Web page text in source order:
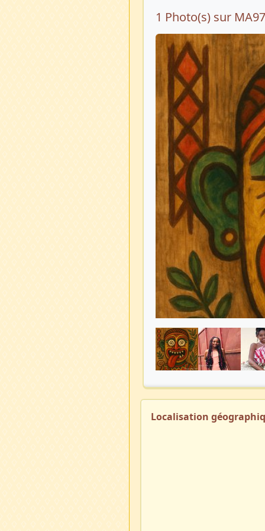
1 Photo(s) sur
Localisation